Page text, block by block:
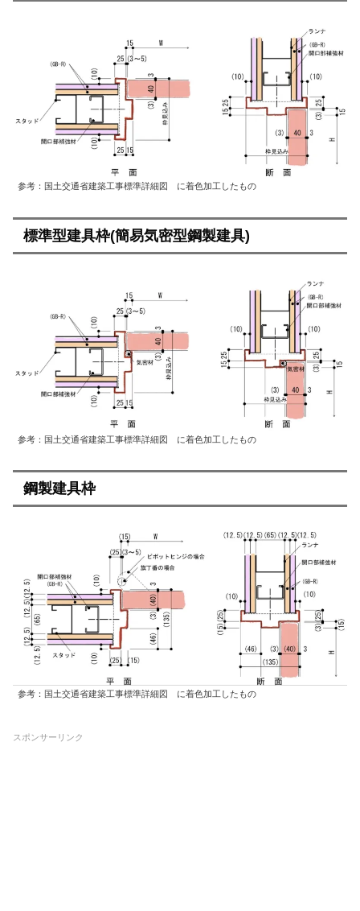
参考：国土交通省建築工事標準詳細図 に着色加工したもの
標準型建具枠(簡易気密型鋼製建具)
参考：国土交通省建築工事標準詳細図 に着色加工したもの
鋼製建具枠
参考：国土交通省建築工事標準詳細図 に着色加工したもの
スポンサーリンク